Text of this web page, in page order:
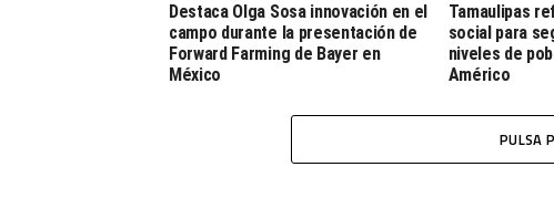
Destaca Olga Sosa innovación en el
campo durante la presentación de
Forward Farming de Bayer en
México
Tamaulipas
social para
niveles de
Américo
PULSA